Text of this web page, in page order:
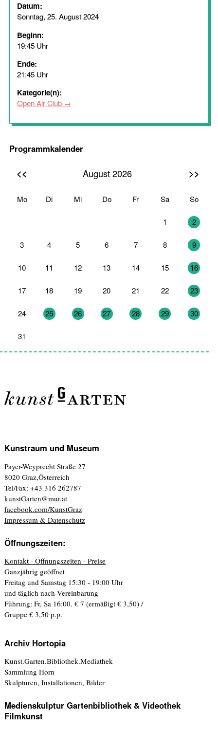
Datum:
Sonntag, 25. August 2024
Beginn:
19:45 Uhr
Ende:
21:45 Uhr
Kategorie(n):
Open Air Club
Programmkalender
<< August 2026 >>
Mo Di Mi Do Fr Sa So
1 2
3 4 5 6 7 8 9
10 11 12 13 14 15 16
17 18 19 20 21 22 23
24 25 26 27 28 29 30
31
Kunstraum und Museum
Payer-Weyprecht Straße 27
8020 Graz,Österreich
Tel/Fax: +43 316 262787
kunstGarten@mur.at
facebook.com/KunstGraz
Impressum & Datenschutz
Öffnungszeiten:
Kontakt - Öffnungszeiten - Preise
Ganzjährig geöffnet
Freitag und Samstag 15:30 - 19:00 Uhr
und täglich nach Vereinbarung
Führung: Fr, Sa 16:00. € 7 (ermäßigt € 3,50) /
Gruppe € 3,50 p.p.
Archiv Hortopia
Kunst.Garten.Bibliothek.Mediathek
Sammlung Horn
Skulpturen, Installationen, Bilder
Medienskulptur Gartenbibliothek & Videothek
Filmkunst